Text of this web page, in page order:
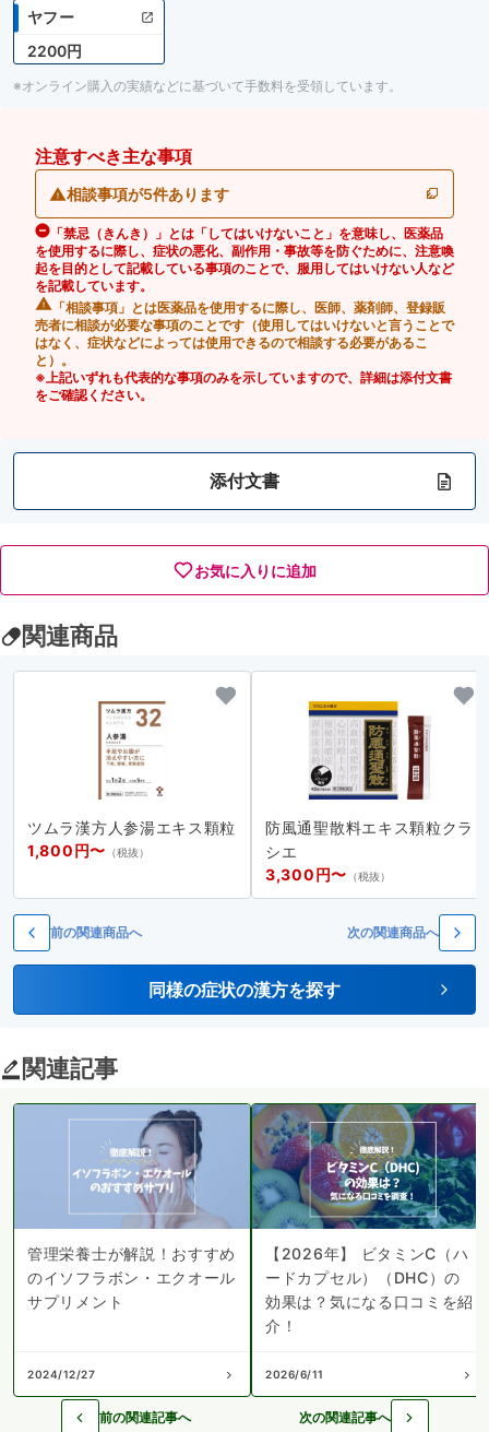
ヤフー
2200円
※オンライン購入の実績などに基づいて手数料を受領しています。
注意すべき主な事項
相談事項が5件あります
「禁忌（きんき）」とは「してはいけないこと」を意味し、医薬品
を使用するに際し、症状の悪化、副作用・事故等を防ぐために、注意喚
起を目的として記載している事項のことで、服用してはいけない人など
を記載しています。
「相談事項」とは医薬品を使用するに際し、医師、薬剤師、登録販
売者に相談が必要な事項のことです（使用してはいけないと言うことで
はなく、症状などによっては使用できるので相談する必要があるこ
と）。
※上記いずれも代表的な事項のみを示していますので、詳細は添付文書
をご確認ください。
添付文書
お気に入りに追加
関連商品
ツムラ漢方人参湯エキス顆粒
1,800円〜 （税抜）
防風通聖散料エキス顆粒クラ
シエ
3,300円〜 （税抜）
前の関連商品へ 次の関連商品へ
同様の症状の漢方を探す
関連記事
管理栄養士が解説！おすすめ
のイソフラボン・エクオール
サプリメント
2024/12/27
【2026年】 ビタミンC（ハ
ードカプセル）（DHC）の
効果は？気になる口コミを紹
介！
2026/6/11
前の関連記事へ 次の関連記事へ